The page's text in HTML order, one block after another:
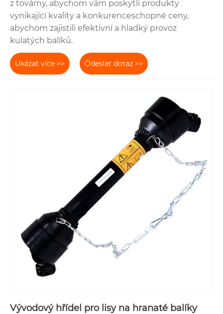
z továrny, abychom vám poskytli produkty
vynikající kvality a konkurenceschopné ceny,
abychom zajistili efektivní a hladký provoz
kulatých balíků.
Ukázat více >> Odeslat dotaz >>
Vývodový hřídel pro lisy na hranaté balíky